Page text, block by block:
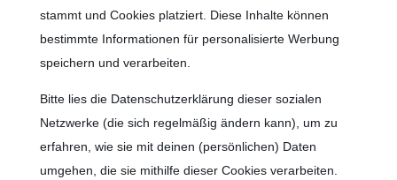
stammt und Cookies platziert. Diese Inhalte können
bestimmte Informationen für personalisierte Werbung
speichern und verarbeiten.
Bitte lies die Datenschutzerklärung dieser sozialen
Netzwerke (die sich regelmäßig ändern kann), um zu
erfahren, wie sie mit deinen (persönlichen) Daten
umgehen, die sie mithilfe dieser Cookies verarbeiten.